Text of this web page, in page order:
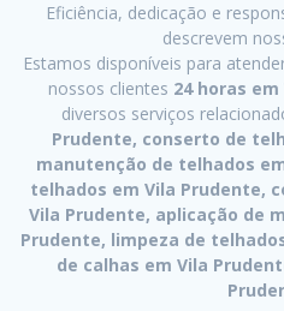
Eficiência, dedicação e
descrevem
Estamos disponíveis para
nossos clientes 24 horas
diversos serviços
Prudente, conserto de
manutenção de telhados
telhados em Vila Prudente,
Vila Prudente, aplicação de
Prudente, limpeza de
de calhas em Vila